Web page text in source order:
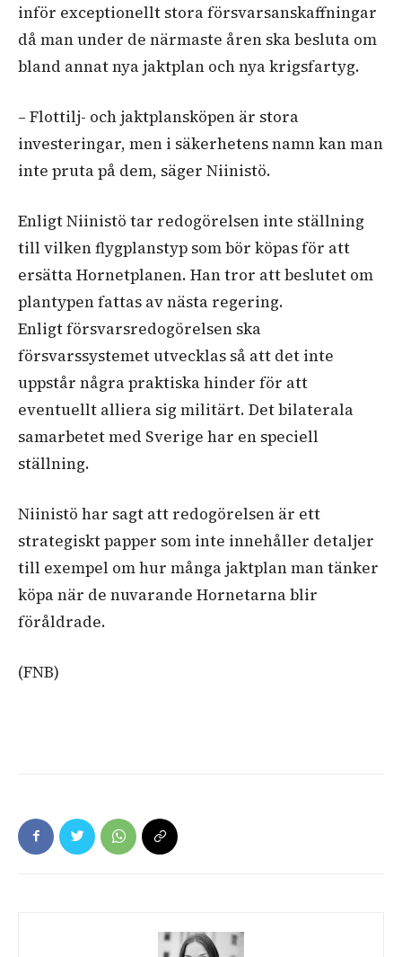
inför exceptionellt stora försvarsanskaffningar
då man under de närmaste åren ska besluta om
bland annat nya jaktplan och nya krigsfartyg.
– Flottilj- och jaktplansköpen är stora
investeringar, men i säkerhetens namn kan man
inte pruta på dem, säger Niinistö.
Enligt Niinistö tar redogörelsen inte ställning
till vilken flygplanstyp som bör köpas för att
ersätta Hornetplanen. Han tror att beslutet om
plantypen fattas av nästa regering.
Enligt försvarsredogörelsen ska
försvarssystemet utvecklas så att det inte
uppstår några praktiska hinder för att
eventuellt alliera sig militärt. Det bilaterala
samarbetet med Sverige har en speciell
ställning.
Niinistö har sagt att redogörelsen är ett
strategiskt papper som inte innehåller detaljer
till exempel om hur många jaktplan man tänker
köpa när de nuvarande Hornetarna blir
föråldrade.
(FNB)